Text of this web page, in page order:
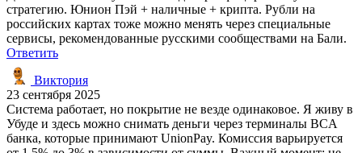
стратегию. Юнион Пэй + наличные + крипта. Рубли на
российских картах тоже можно менять через специальные
сервисы, рекомендованные русскими сообществами на Бали.
Ответить
Виктория
23 сентября 2025
Система работает, но покрытие не везде одинаковое. Я живу в
Убуде и здесь можно снимать деньги через терминалы BCA
банка, которые принимают UnionPay. Комиссия варьируется